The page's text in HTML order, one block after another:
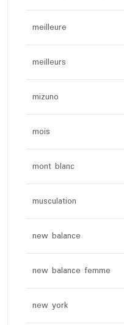
meilleure
meilleurs
mizuno
mois
mont blanc
musculation
new balance
new balance femme
new york